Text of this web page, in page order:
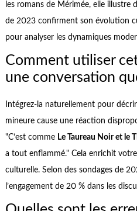
les romans de Mérimée, elle illustre
de 2023 confirment son évolution
pour analyser les dynamiques
Comment utiliser
une conversation
Intégrez-la naturellement pour
mineure cause une réaction
"C’est comme Le Taureau Noir et le
a tout enflammé." Cela enrichit
culturelle. Selon des sondages de
l’engagement de 20 % dans les